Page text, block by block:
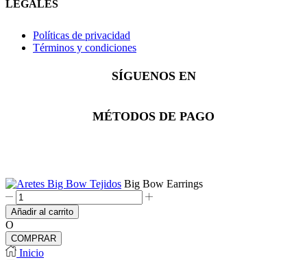
LEGALES
Políticas de privacidad
Términos y condiciones
SÍGUENOS EN
Facebook
Instagram
Whatsapp
MÉTODOS DE PAGO
Big Bow Earrings
Big
Bow
Earrings
cantidad
Añadir al carrito
O
COMPRAR
Inicio